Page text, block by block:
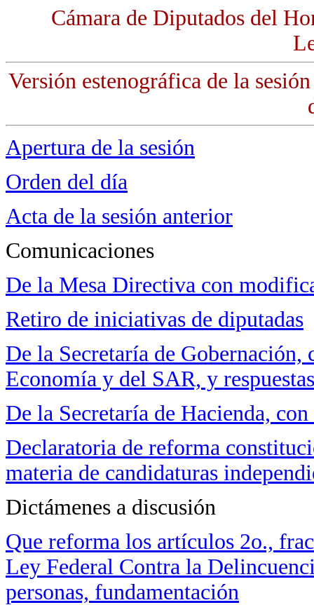
Cámara de Diputados del
Versión estenográfica de la
Apertura de la sesión
Orden del día
Acta de la sesión anterior
Comunicaciones
De la Mesa Directiva con
Retiro de iniciativas de diputadas
De la Secretaría de
Economía y del SAR, y
De la Secretaría de Hacienda,
Declaratoria de reforma
materia de candidaturas
Dictámenes a discusión
Que reforma los artículos 2o.,
Ley Federal Contra la
personas, fundamentación